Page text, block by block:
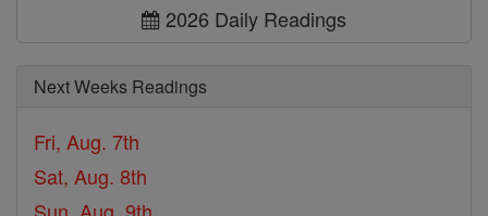
2026 Daily Readings
Next Weeks Readings
Fri, Aug. 7th
Sat, Aug. 8th